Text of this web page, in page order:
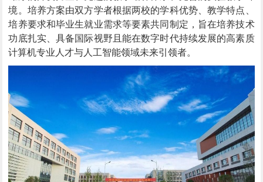
境。培养方案由双方学者根据两校的学科优势、教学特点、
培养要求和毕业生就业需求等要素共同制定，旨在培养技术
功底扎实、具备国际视野且能在数字时代持续发展的高素质
计算机专业人才与人工智能领域未来引领者。